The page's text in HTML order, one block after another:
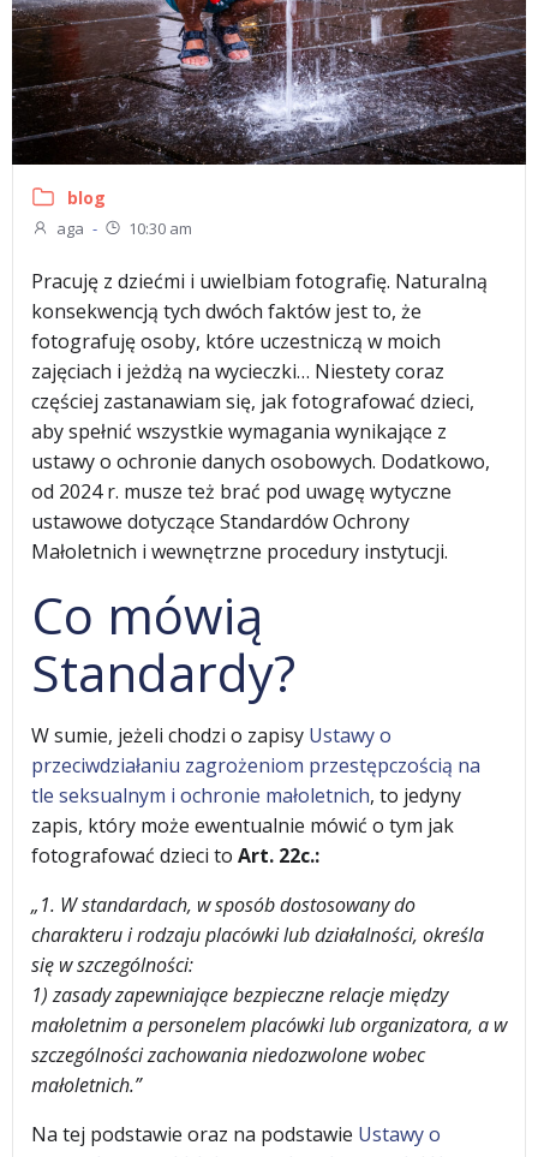
blog
aga - 10:30 am
Pracuję z dziećmi i uwielbiam fotografię. Naturalną
konsekwencją tych dwóch faktów jest to, że
fotografuję osoby, które uczestniczą w moich
zajęciach i jeżdżą na wycieczki… Niestety coraz
częściej zastanawiam się, jak fotografować dzieci,
aby spełnić wszystkie wymagania wynikające z
ustawy o ochronie danych osobowych. Dodatkowo,
od 2024 r. musze też brać pod uwagę wytyczne
ustawowe dotyczące Standardów Ochrony
Małoletnich i wewnętrzne procedury instytucji.
Co mówią
Standardy?
W sumie, jeżeli chodzi o zapisy Ustawy o
przeciwdziałaniu zagrożeniom przestępczością na
tle seksualnym i ochronie małoletnich, to jedyny
zapis, który może ewentualnie mówić o tym jak
fotografować dzieci to Art. 22c.:
„1. W standardach, w sposób dostosowany do
charakteru i rodzaju placówki lub działalności, określa
się w szczególności:
1) zasady zapewniające bezpieczne relacje między
małoletnim a personelem placówki lub organizatora, a w
szczególności zachowania niedozwolone wobec
małoletnich.”
Na tej podstawie oraz na podstawie Ustawy o